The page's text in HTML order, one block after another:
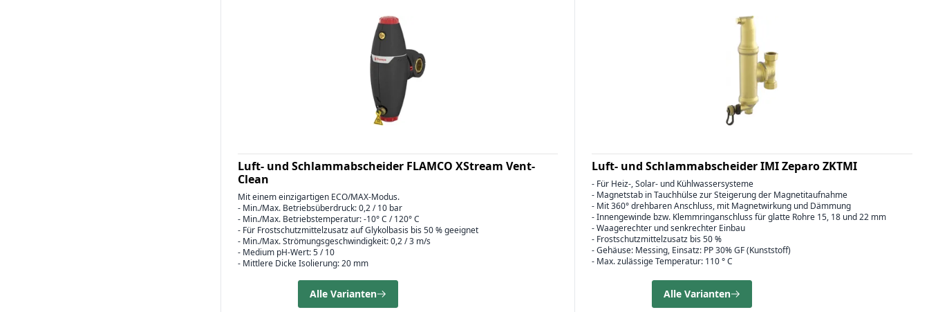
Luft- und Schlammabscheider FLAMCO XStream Vent-
Clean
Mit einem einzigartigen ECO/MAX-Modus.
- Min./Max. Betriebsüberdruck: 0,2 / 10 bar
- Min./Max. Betriebstemperatur: -10° C / 120° C
- Für Frostschutzmittelzusatz auf Glykolbasis bis 50 % geeignet
- Min./Max. Strömungsgeschwindigkeit: 0,2 / 3 m/s
- Medium pH-Wert: 5 / 10
- Mittlere Dicke Isolierung: 20 mm
Alle Varianten
Luft- und Schlammabscheider IMI Zeparo ZKTMI
- Für Heiz-, Solar- und Kühlwassersysteme
- Magnetstab in Tauchhülse zur Steigerung der Magnetitaufnahme
- Mit 360° drehbaren Anschluss, mit Magnetwirkung und Dämmung
- Innengewinde bzw. Klemmringanschluss für glatte Rohre 15, 18 und 22 mm
- Waagerechter und senkrechter Einbau
- Frostschutzmittelzusatz bis 50 %
- Gehäuse: Messing, Einsatz: PP 30% GF (Kunststoff)
- Max. zulässige Temperatur: 110 ° C
Alle Varianten